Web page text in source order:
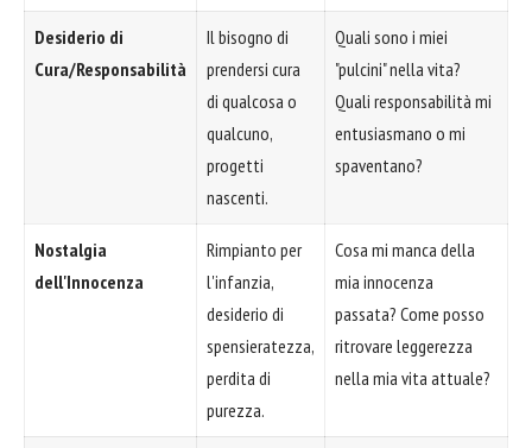
Desiderio di
Cura/Responsabilità
Il bisogno di
prendersi cura
di qualcosa o
qualcuno,
progetti
nascenti.
Quali sono i miei
"pulcini" nella vita?
Quali responsabilità mi
entusiasmano o mi
spaventano?
Nostalgia
dell'Innocenza
Rimpianto per
l'infanzia,
desiderio di
spensieratezza,
perdita di
purezza.
Cosa mi manca della
mia innocenza
passata? Come posso
ritrovare leggerezza
nella mia vita attuale?